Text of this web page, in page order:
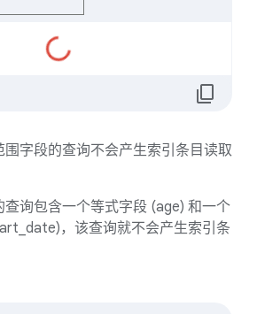
正
在
content_copy
围字段的查询不会产生索引条目读取
查询包含一个等式字段 (age) 和一个
，该查询就不会产生索引条